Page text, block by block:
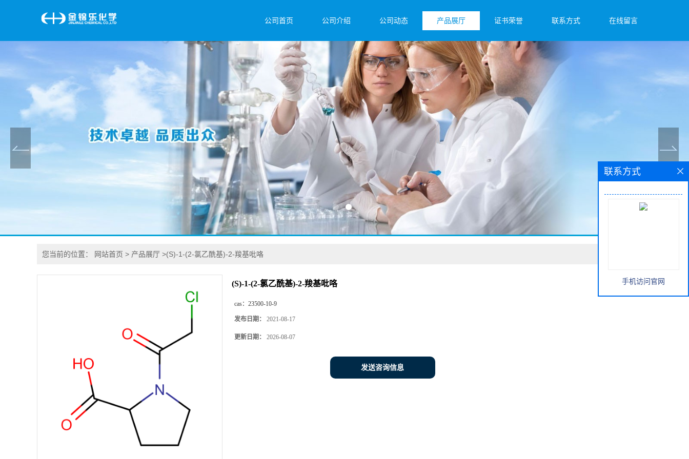
公司首页 公司介绍 公司动态 产品展厅 证书荣誉 联系方式 在线留言
您当前的位置： 网站首页 > 产品展厅 >(S)-1-(2-氯乙酰基)-2-羧基吡咯
(S)-1-(2-氯乙酰基)-2-羧基吡咯
cas： 23500-10-9
发布日期： 2021-08-17
更新日期： 2026-08-07
发送咨询信息
联系方式
手机访问官网